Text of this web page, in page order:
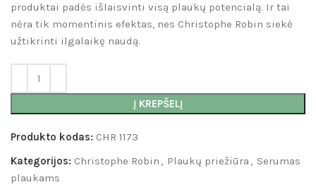
produktai padės išlaisvinti visą plaukų potencialą. Ir tai
nėra tik momentinis efektas, nes Christophe Robin siekė
užtikrinti ilgalaikę naudą.
Į KREPŠELĮ
Produkto kodas: CHR 1173
Kategorijos: Christophe Robin , Plaukų priežiūra , Serumas
plaukams